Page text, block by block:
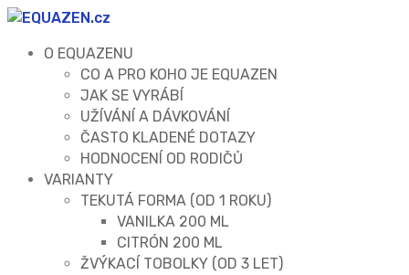
O EQUAZENU
CO A PRO KOHO JE EQUAZEN
JAK SE VYRÁBÍ
UŽÍVÁNÍ A DÁVKOVÁNÍ
ČASTO KLADENÉ DOTAZY
HODNOCENÍ OD RODIČŮ
VARIANTY
TEKUTÁ FORMA (OD 1 ROKU)
VANILKA 200 ML
CITRÓN 200 ML
ŽVÝKACÍ TOBOLKY (OD 3 LET)